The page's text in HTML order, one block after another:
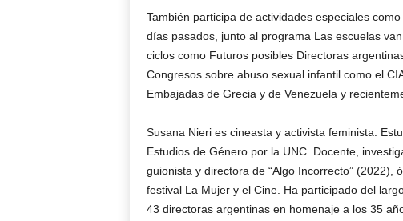
También participa de actividades especiales
días pasados, junto al programa Las escuelas
ciclos como Futuros posibles Directoras
Congresos sobre abuso sexual infantil como el
Embajadas de Grecia y de Venezuela y
Susana Nieri es cineasta y activista feminista.
Estudios de Género por la UNC. Docente,
guionista y directora de “Algo Incorrecto”
festival La Mujer y el Cine. Ha participado del
43 directoras argentinas en homenaje a los 35